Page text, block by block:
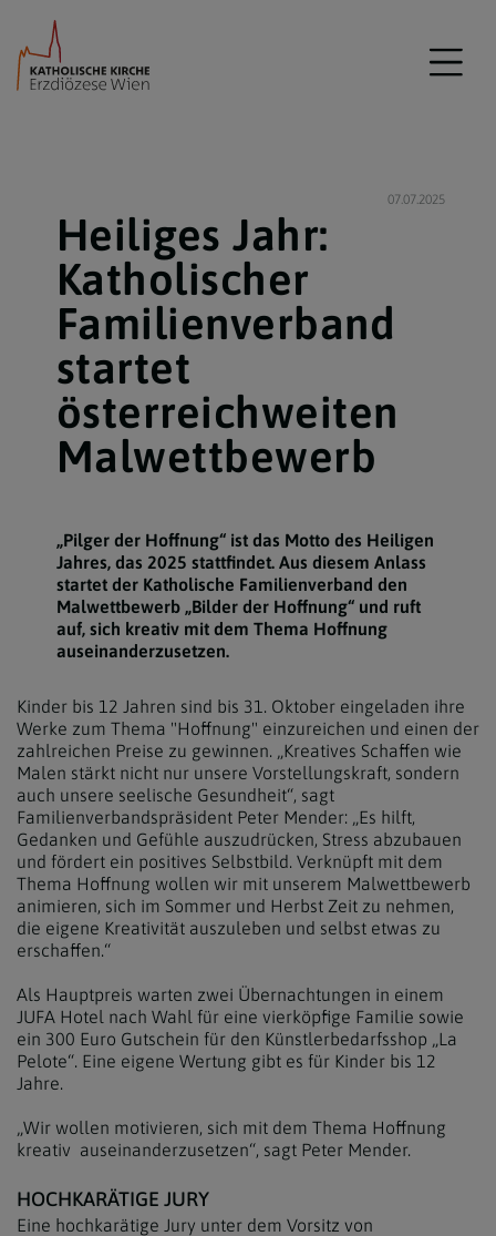
07.07.2025
Heiliges Jahr:
Katholischer
Familienverband
startet
österreichweiten
Malwettbewerb
„Pilger der Hoffnung“ ist das Motto des Heiligen
Jahres, das 2025 stattfindet. Aus diesem Anlass
startet der Katholische Familienverband den
Malwettbewerb „Bilder der Hoffnung“ und ruft
auf, sich kreativ mit dem Thema Hoffnung
auseinanderzusetzen.
Kinder bis 12 Jahren sind bis 31. Oktober eingeladen ihre
Werke zum Thema "Hoffnung" einzureichen und einen der
zahlreichen Preise zu gewinnen. „Kreatives Schaffen wie
Malen stärkt nicht nur unsere Vorstellungskraft, sondern
auch unsere seelische Gesundheit“, sagt
Familienverbandspräsident Peter Mender: „Es hilft,
Gedanken und Gefühle auszudrücken, Stress abzubauen
und fördert ein positives Selbstbild. Verknüpft mit dem
Thema Hoffnung wollen wir mit unserem Malwettbewerb
animieren, sich im Sommer und Herbst Zeit zu nehmen,
die eigene Kreativität auszuleben und selbst etwas zu
erschaffen.“
Als Hauptpreis warten zwei Übernachtungen in einem
JUFA Hotel nach Wahl für eine vierköpfige Familie sowie
ein 300 Euro Gutschein für den Künstlerbedarfsshop „La
Pelote“. Eine eigene Wertung gibt es für Kinder bis 12
Jahre.
„Wir wollen motivieren, sich mit dem Thema Hoffnung
kreativ auseinanderzusetzen“, sagt Peter Mender.
HOCHKARÄTIGE JURY
Eine hochkarätige Jury unter dem Vorsitz von